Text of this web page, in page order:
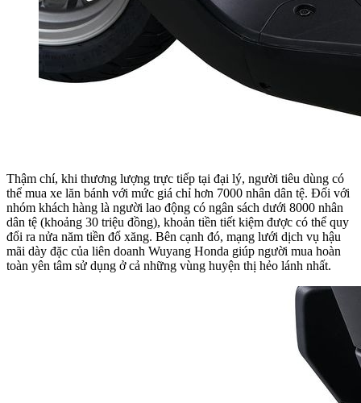
Thậm chí, khi thương lượng trực tiếp tại đại lý, người tiêu dùng có
thể mua xe lăn bánh với mức giá chỉ hơn 7000 nhân dân tệ. Đối với
nhóm khách hàng là người lao động có ngân sách dưới 8000 nhân
dân tệ (khoảng 30 triệu đồng), khoản tiền tiết kiệm được có thể quy
đổi ra nửa năm tiền đổ xăng. Bên cạnh đó, mạng lưới dịch vụ hậu
mãi dày đặc của liên doanh Wuyang Honda giúp người mua hoàn
toàn yên tâm sử dụng ở cả những vùng huyện thị hẻo lánh nhất.